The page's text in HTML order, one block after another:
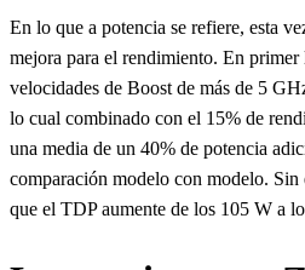
En lo que a potencia se refiere, esta
mejora para el rendimiento. En primer
velocidades de Boost de más de 5
lo cual combinado con el 15% de
una media de un 40% de potencia
comparación modelo con modelo. Sin
que el TDP aumente de los 105 W a